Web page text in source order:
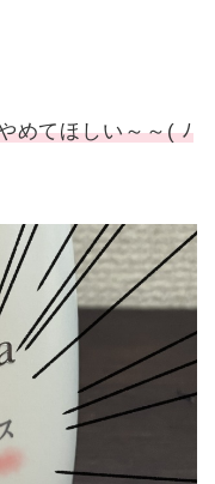
めてほしい～～(ﾉ